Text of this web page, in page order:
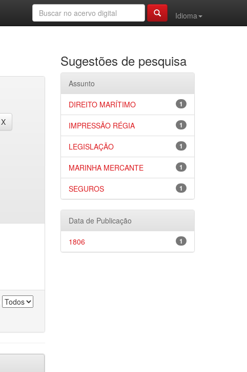
Idioma
Sugestões de pesquisa
Assunto
1
DIREITO MARÍTIMO
1
IMPRESSÃO RÉGIA
1
LEGISLAÇÃO
1
MARINHA MERCANTE
1
SEGUROS
Data de Publicação
1
1806